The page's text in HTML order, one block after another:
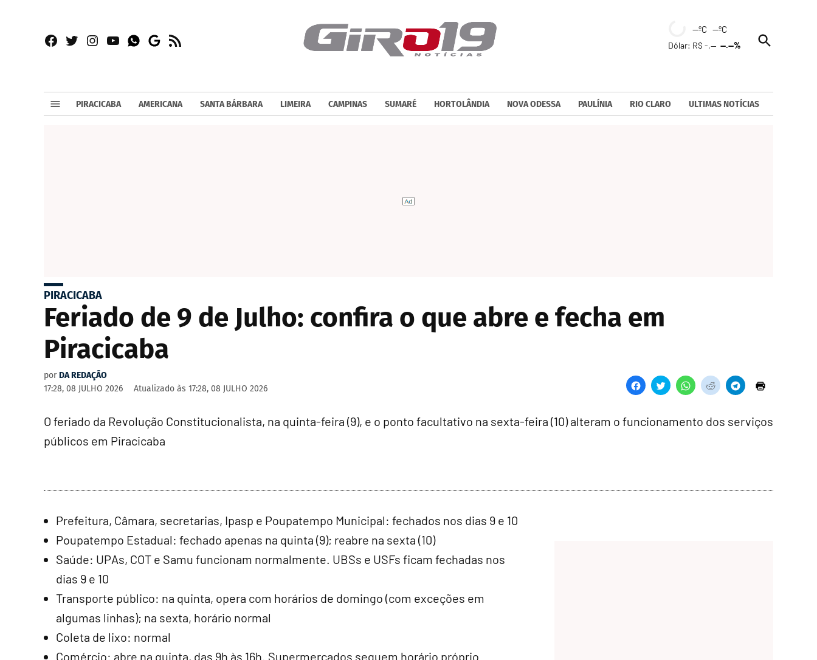
Facebook
TwitterInstagram
YouTubeWhatsapp
Google
RSS
--ºC --ºC
Dólar: R$ -,----.--%
Open
Search
PIRACICABA AMERICANA SANTA BÁRBARA LIMEIRA CAMPINAS SUMARÉ HORTOLÂNDIA NOVA ODESSA PAULÍNIA RIO CLARO ULTIMAS NOTÍCIAS
PIRACICABA
Feriado de 9 de Julho: confira o que abre e fecha em
Piracicaba
por DA REDAÇÃO
17:28, 08 JULHO 2026
Atualizado às 17:28, 08 JULHO 2026
O feriado da Revolução Constitucionalista, na quinta-feira (9), e o ponto facultativo na sexta-feira (10) alteram o funcionamento dos serviços
públicos em Piracicaba
Prefeitura, Câmara, secretarias, Ipasp e Poupatempo Municipal: fechados nos dias 9 e 10
Poupatempo Estadual: fechado apenas na quinta (9); reabre na sexta (10)
Saúde: UPAs, COT e Samu funcionam normalmente. UBSs e USFs ficam fechadas nos
dias 9 e 10
Transporte público: na quinta, opera com horários de domingo (com exceções em
algumas linhas); na sexta, horário normal
Coleta de lixo: normal
Comércio: abre na quinta, das 9h às 16h. Supermercados seguem horário próprio